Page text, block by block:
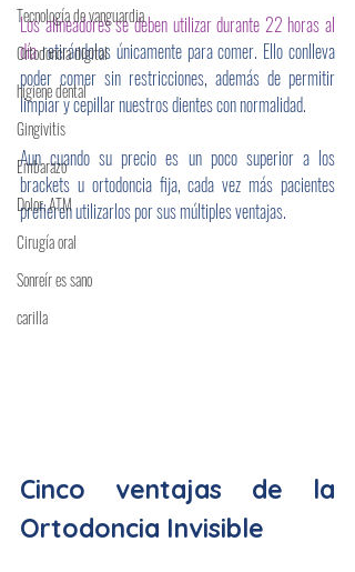
Tecnología de vanguardia
Ortodoncia digital
higiene dental
Gingivitis
Embarazo
Dolor, ATM
Cirugía oral
Sonreír es sano
carilla
Los alineadores se deben utilizar durante 22 horas al
día retirándolos únicamente para comer. Ello conlleva
poder comer sin restricciones, además de permitir
limpiar y cepillar nuestros dientes con normalidad.
Aun cuando su precio es un poco superior a los
brackets u ortodoncia fija, cada vez más pacientes
prefieren utilizarlos por sus múltiples ventajas.
Cinco ventajas de la
Ortodoncia Invisible